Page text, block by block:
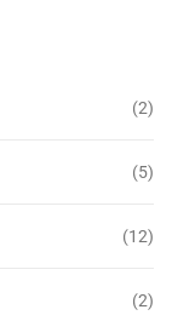
(2)
(5)
(12)
(2)